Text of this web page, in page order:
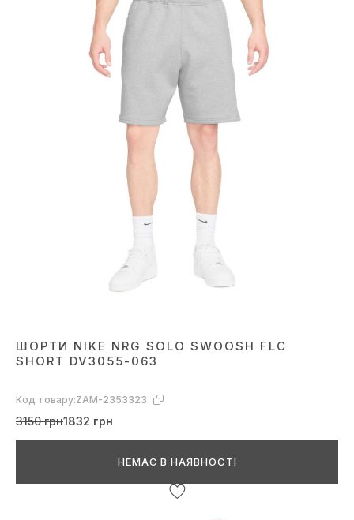
ШОРТИ NIKE NRG SOLO SWOOSH FLC
SHORT DV3055-063
Код товару:ZAM-2353323
3150 грн1832 грн
НЕМАЄ В НАЯВНОСТІ